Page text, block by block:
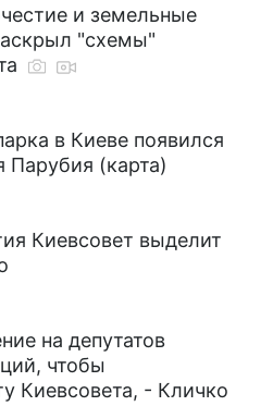
и земельные
"схемы"
в Киеве появился
Парубия (карта)
Киевсовет выделит
на депутатов
чтобы
Киевсовета, - Кличко